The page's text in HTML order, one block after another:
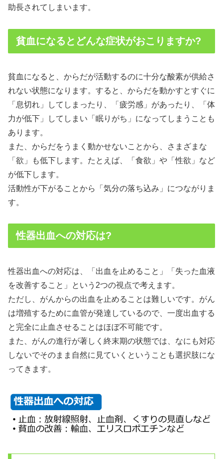
助長されてしまいます。
貧血になるとどんな症状がおこりますか?
貧血になると、からだが活動するのに十分な酸素が供給さ
れない状態になります。すると、からだを動かすとすぐに
「息切れ」してしまったり、「疲労感」があったり、「体
力が低下」してしまい「眠りがち」になってしまうことも
あります。
また、からだをうまく動かせないことから、さまざまな
「欲」も低下します。たとえば、「食欲」や「性欲」など
が低下します。
活動性が下がることから「気分の落ち込み」につながりま
す。
性器出血への対応は?
性器出血への対応は、「出血を止めること」「失った血液
を改善すること」という2つの視点で考えます。
ただし、がんからの出血を止めることは難しいです。がん
は増殖するために血管が発達しているので、一度出血する
と完全に止血させることはほぼ不可能です。
また、がんの進行が著しく終末期の状態では、なにも対応
しないでそのまま自然に見ていくということも選択肢にな
ってきます。